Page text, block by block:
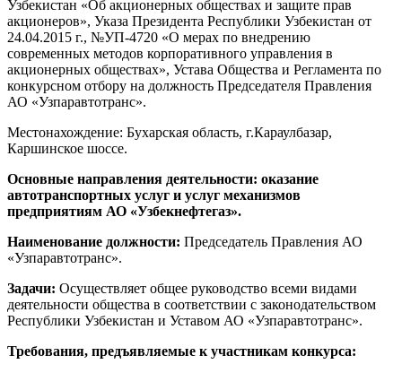
Узбекистан «Об акционерных обществах и защите прав
акционеров», Указа Президента Республики Узбекистан от
24.04.2015 г., №УП-4720 «О мерах по внедрению
современных методов корпоративного управления в
акционерных обществах», Устава Общества и Регламента по
конкурсном отбору на должность Председателя Правления
АО «Узпаравтотранс».
Местонахождение: Бухарская область, г.Караулбазар,
Каршинское шоссе.
Основные направления деятельности: оказание
автотранспортных услуг и услуг механизмов
предприятиям АО «Узбекнефтегаз».
Наименование должности: Председатель Правления АО
«Узпаравтотранс».
Задачи: Осуществляет общее руководство всеми видами
деятельности общества в соответствии с законодательством
Республики Узбекистан и Уставом АО «Узпаравтотранс».
Требования, предъявляемые к участникам конкурса: